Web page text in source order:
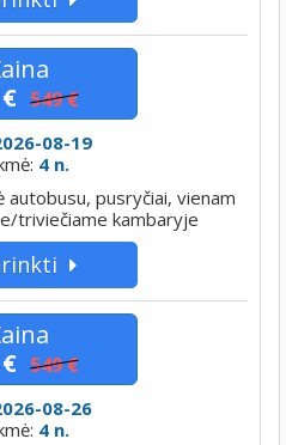
549 €
08-19
4 n.
autobusu, pusryčiai, vienam
triviečiame kambaryje
549 €
08-26
4 n.